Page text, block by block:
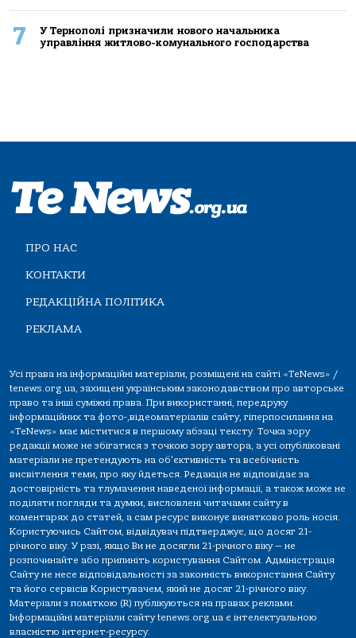
7
У Тернополі призначили нового начальника
управління житлово-комунального господарства
ПРО НАС
КОНТАКТИ
РЕДАКЦІЙНА ПОЛІТИКА
РЕКЛАМА
Усі права на інформаційні матеріали, розміщені на сайті «TeNews» /
tenews.org.ua, захищені українським законодавством про авторське
право та інші суміжні права. При використанні, передруку
інформаційних та фото-,відеоматеріалів сайту, гіперпосилання на
«TeNews» має міститися в першому абзаці тексту. Точка зору
редакції може не збігатися з точкою зору автора, а усі опубліковані
матеріали не претендують на об'єктивність та всебічність
висвітлення теми, про яку йдеться. Редакція не відповідає за
достовірність та тлумачення наведеної інформації, а також може не
поділяти погляди та думки, висловлені читачами сайту в
коментарях до статей, а сам ресурс виконує винятково роль носія.
Користуючись Сайтом, відвідувач підтверджує, що досяг 21-
річного віку. У разі, якщо Ви не досягли 21-річного віку — не
розпочинайте або припиніть користування Сайтом. Адміністрація
Сайту не несе відповідальності за законність використання Сайту
та його сервісів Користувачем, який не досяг 21-річного віку.
Матеріали з поміткою (R) публікуються на правах реклами.
Інформаційні матеріали сайту tenews.org.ua є інтелектуальною
власністю інтернет-ресурсу.